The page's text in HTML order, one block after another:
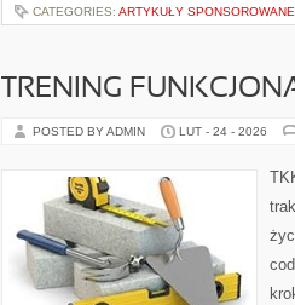
CATEGORIES: ARTYKUŁY SPONSOROWANE
TRENING
POSTED BY ADMIN LUT - 24 - 2026